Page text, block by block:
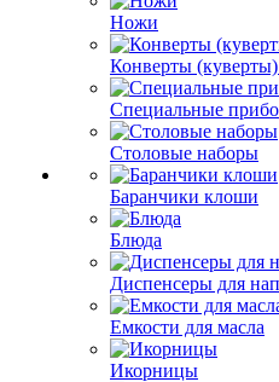
Ножи
Конверты
Специальные
Столовые наборы
Баранчики клоши
Блюда
Диспенсеры для
Емкости для масла
Икорницы